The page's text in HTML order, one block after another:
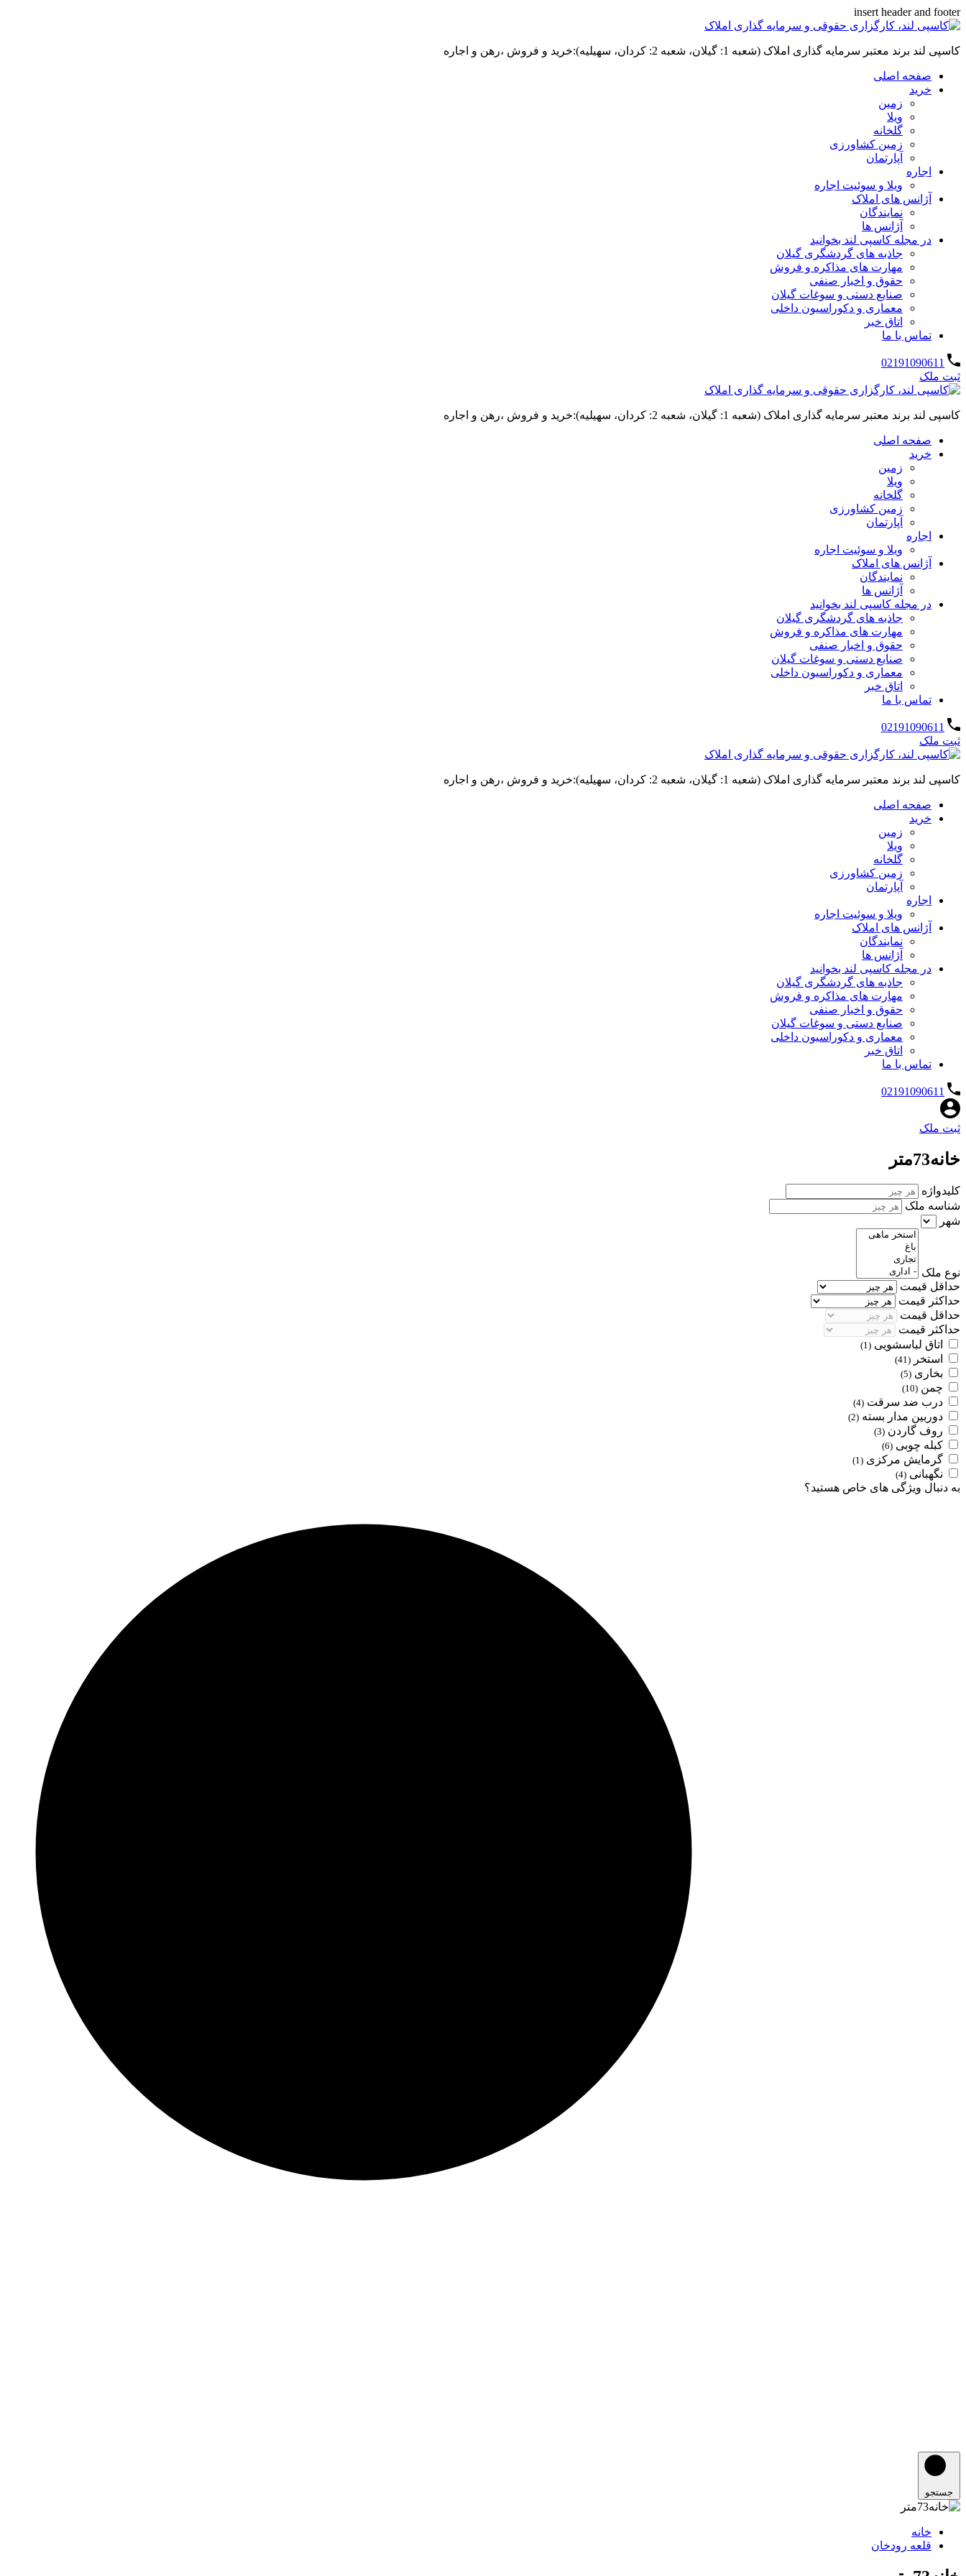
insert header and footer
کاسپی لند برند معتبر سرمایه گذاری املاک (شعبه 1: گیلان، شعبه 2: کردان، سهیلیه):خرید و فروش ،رهن و اجاره
صفحه اصلی
خرید
زمین
ویلا
گلخانه
زمین کشاورزی
آپارتمان
اجاره
ویلا و سوئیت اجاره
آژانس های املاک
نمایندگان
آژانس ها
در مجله کاسپی لند بخوانید
جاذبه های گردشگری گیلان
مهارت های مذاکره و فروش
حقوق و اخبار صنفی
صنایع دستی و سوغات گیلان
معماری و دکوراسیون داخلی
اتاق خبر
تماس با ما
02191090611
ثبت ملک
کاسپی لند برند معتبر سرمایه گذاری املاک (شعبه 1: گیلان، شعبه 2: کردان، سهیلیه):خرید و فروش ،رهن و اجاره
صفحه اصلی
خرید
زمین
ویلا
گلخانه
زمین کشاورزی
آپارتمان
اجاره
ویلا و سوئیت اجاره
آژانس های املاک
نمایندگان
آژانس ها
در مجله کاسپی لند بخوانید
جاذبه های گردشگری گیلان
مهارت های مذاکره و فروش
حقوق و اخبار صنفی
صنایع دستی و سوغات گیلان
معماری و دکوراسیون داخلی
اتاق خبر
تماس با ما
02191090611
ثبت ملک
کاسپی لند برند معتبر سرمایه گذاری املاک (شعبه 1: گیلان، شعبه 2: کردان، سهیلیه):خرید و فروش ،رهن و اجاره
صفحه اصلی
خرید
زمین
ویلا
گلخانه
زمین کشاورزی
آپارتمان
اجاره
ویلا و سوئیت اجاره
آژانس های املاک
نمایندگان
آژانس ها
در مجله کاسپی لند بخوانید
جاذبه های گردشگری گیلان
مهارت های مذاکره و فروش
حقوق و اخبار صنفی
صنایع دستی و سوغات گیلان
معماری و دکوراسیون داخلی
اتاق خبر
تماس با ما
02191090611
ثبت ملک
خانه73متر
کلیدواژه
شناسه ملک
شهر
نوع ملک
حداقل قیمت
حداکثر قیمت
حداقل قیمت
حداکثر قیمت
اتاق لباسشویی (1)
استخر (41)
بخاری (5)
چمن (10)
درب ضد سرقت (4)
دوربین مدار بسته (2)
روف گاردن (3)
کبله چوبی (6)
گرمایش مرکزی (1)
نگهبانی (4)
به دنبال ویژگی های خاص هستید؟
جستجو
خانه
قلعه رودخان